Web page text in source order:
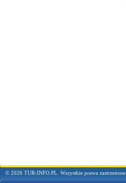
© 2026 TUR-INFO.PL. Wszystkie prawa zastrzeżone.